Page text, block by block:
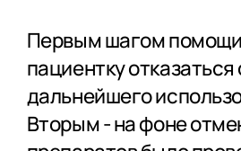
Первым шагом
пациентку отказаться
дальнейшего
Вторым - на фоне